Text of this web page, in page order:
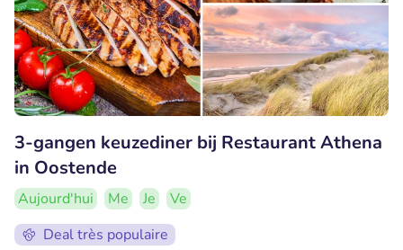
3-gangen keuzediner bij Restaurant Athena
in Oostende
Aujourd'hui Me Je
Ve
Deal très populaire